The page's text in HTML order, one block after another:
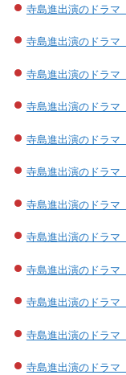
寺島進出演のドラマ
寺島進出演のドラマ
寺島進出演のドラマ
寺島進出演のドラマ
寺島進出演のドラマ
寺島進出演のドラマ
寺島進出演のドラマ
寺島進出演のドラマ
寺島進出演のドラマ
寺島進出演のドラマ
寺島進出演のドラマ
寺島進出演のドラマ